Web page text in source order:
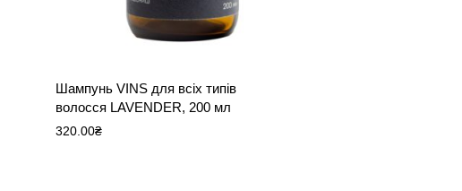
Шампунь VINS для всіх типів
волосся LAVENDER, 200 мл
320.00₴